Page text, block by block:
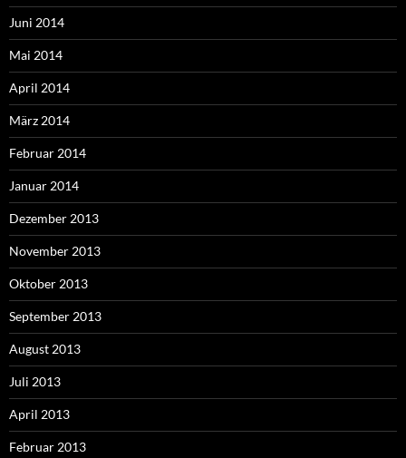
Juni 2014
Mai 2014
April 2014
März 2014
Februar 2014
Januar 2014
Dezember 2013
November 2013
Oktober 2013
September 2013
August 2013
Juli 2013
April 2013
Februar 2013